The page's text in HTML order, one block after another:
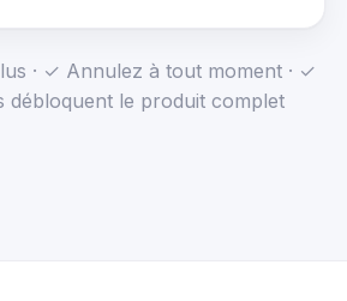
· ✓ Annulez à tout moment · ✓
débloquent le produit complet